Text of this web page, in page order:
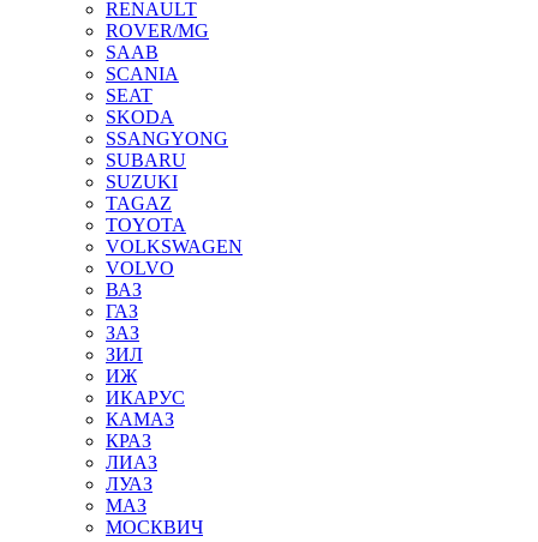
RENAULT
ROVER/MG
SAAB
SCANIA
SEAT
SKODA
SSANGYONG
SUBARU
SUZUKI
TAGAZ
TOYOTA
VOLKSWAGEN
VOLVO
ВАЗ
ГАЗ
ЗАЗ
ЗИЛ
ИЖ
ИКАРУС
КАМАЗ
КРАЗ
ЛИАЗ
ЛУАЗ
МАЗ
МОСКВИЧ